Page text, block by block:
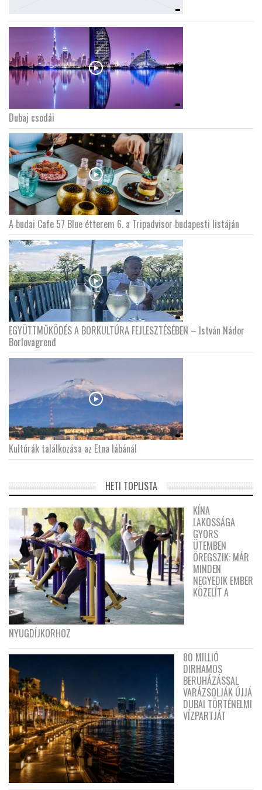
Dubaj csodái
A budai Cafe 57 Blue étterem 6. a Tripadvisor budapesti listáján
EGYÜTTMŰKÖDÉS A BORKULTÚRA FEJLESZTÉSÉBEN – István Nádor
Borlovagrend
Kultúrák találkozása az Etna lábánál
HETI TOPLISTA
KÍNA
LAKOSSÁGA
GYORS
ÜTEMBEN
ÖREGSZIK: MÁR
MINDEN
NEGYEDIK EMBER
KÖZELÍT A
NYUGDÍJKORHOZ
80 MILLIÓ
DIRHAMOS
BERUHÁZÁSSAL
VARÁZSOLJÁK ÚJJÁ
DUBAI TÖRTÉNELMI
VÍZPARTJÁT